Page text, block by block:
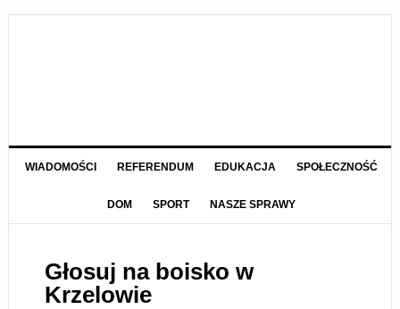
WIADOMOŚCI REFERENDUM EDUKACJA SPOŁECZNOŚĆ
DOM SPORT NASZE SPRAWY
Głosuj na boisko w
Krzelowie